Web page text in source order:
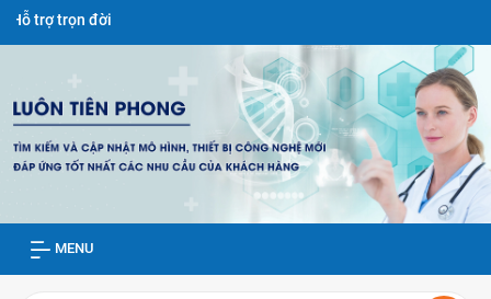
MENU